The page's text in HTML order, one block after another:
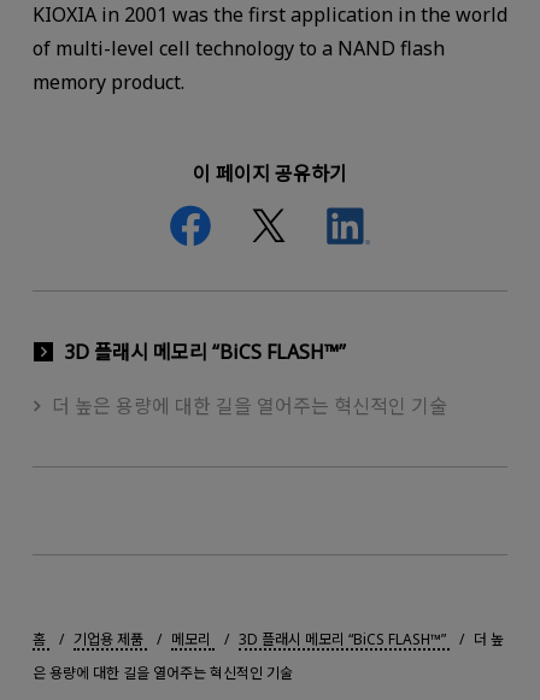
KIOXIA in 2001 was the first application in the world
of multi-level cell technology to a NAND flash
memory product.
이 페이지 공유하기
3D 플래시 메모리 “BiCS FLASH™”
더 높은 용량에 대한 길을 열어주는 혁신적인 기술
홈 기업용 제품 메모리 3D 플래시 메모리 “BiCS FLASH™”
더 높
은 용량에 대한 길을 열어주는 혁신적인 기술